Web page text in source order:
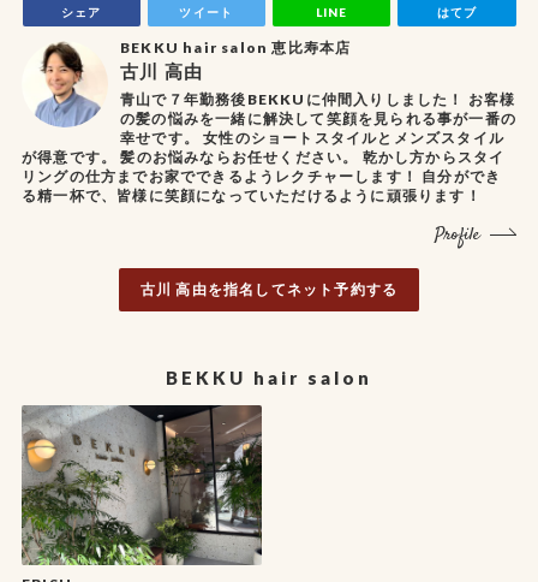
シェア ツイート LINE はてブ
BEKKU hair salon 恵比寿本店
古川 高由
青山で７年勤務後BEKKUに仲間入りしました！ お客様
の髪の悩みを一緒に解決して笑顔を見られる事が一番の
幸せです。 女性のショートスタイルとメンズスタイル
が得意です。 髪のお悩みならお任せください。 乾かし方からスタイ
リングの仕方までお家でできるようレクチャーします！ 自分ができ
る精一杯で、皆様に笑顔になっていただけるように頑張ります！
Profile
古川 高由を指名してネット予約する
BEKKU hair salon